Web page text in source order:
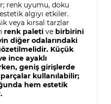
renk uyumu, doku
algıyı etkiler.
veya kırsal tarzlar
renk paletive birbirini
diğer odalarındaki
Küçük
ince ayaklı
geniş girişlerde
kullanılabilir;
hem estetik